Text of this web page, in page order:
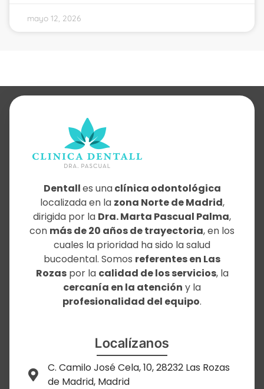
mayo 12, 2026
Dentalles unaclínica odontológica
localizada en la zona Norte de Madrid,
dirigida por la Dra. Marta Pascual Palma,
con más de 20 años de trayectoria, en los
cuales la prioridad ha sido la salud
bucodental. Somos referentes en Las
Rozaspor la calidad de los servicios, la
cercanía en la atención y la
profesionalidad del equipo.
Localízanos
C. Camilo José Cela, 10, 28232 Las Rozas
de Madrid, Madrid